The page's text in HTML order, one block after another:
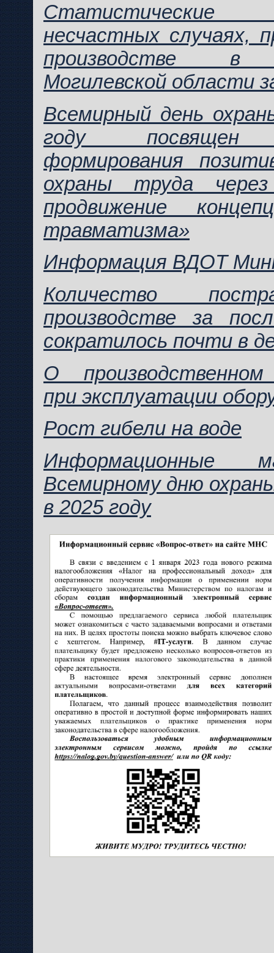
несчастных случаях,
производстве в
Могилевской области
Всемирный день
году посвящен
формирования
охраны труда
продвижение
травматизма»
Информация ВДОТ
Количество
производстве за
сократилось почти в
О
при эксплуатации
Рост гибели на воде
Информационные
Всемирному дню
в 2025 году